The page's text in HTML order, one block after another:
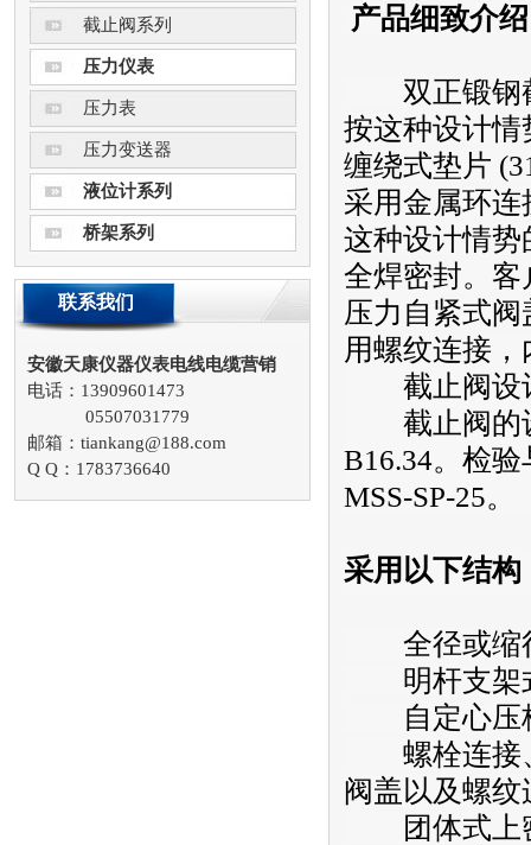
截止阀系列
压力仪表
压力表
压力变送器
液位计系列
桥架系列
联系我们
安徽天康仪器仪表电线电缆营销
电话：13909601473
05507031779
邮箱：tiankang@188.com
Q Q：1783736640
产品细致介绍
双正锻钢截
按这种设计
缠绕式垫片
采用金属环
这种设计情
全焊密封。
压力自紧式
用螺纹连接
截止阀设
截止阀的设
B16.34。检
MSS-SP-25。
采用以下结构
全径或缩
明杆支架
自定心压
螺栓连接、
阀盖以及螺
团体式上